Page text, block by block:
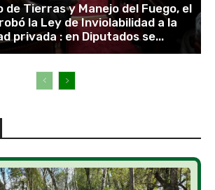
de Tierras y Manejo del Fuego, el
la Ley de Inviolabilidad a la
privada : en Diputados se...